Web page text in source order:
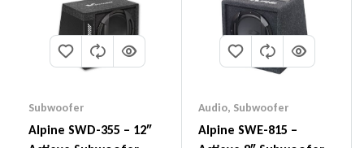
Subwoofer
Alpine SWD-355 – 12″
Audio, Subwoofer
Alpine SWE-815 –